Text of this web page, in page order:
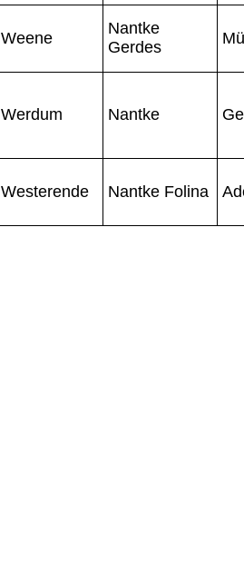
Weene
Nantke
Gerdes
Werdum Nantke
Westerende Nantke Folina